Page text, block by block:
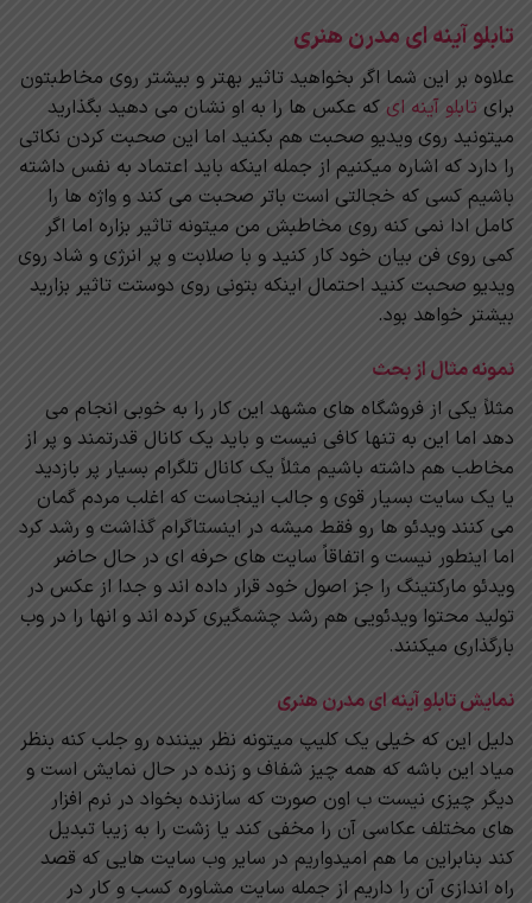
تابلو آینه ای مدرن هنری
علاوه بر این شما اگر بخواهید تاثیر بهتر و بیشتر روی مخاطبتون
برای تابلو آینه ای که عکس ها را به او نشان می دهید بگذارید
میتونید روی ویدیو صحبت هم بکنید اما این صحبت کردن نکاتی
را دارد که اشاره میکنیم از جمله اینکه باید اعتماد به نفس داشته
باشیم کسی که خجالتی است باتر صحبت می کند و واژه ها را
کامل ادا نمی کنه روی مخاطبش من میتونه تاثیر بزاره اما اگر
کمی روی فن بیان خود کار کنید و با صلابت و پر انرژی و شاد روی
ویدیو صحبت کنید احتمال اینکه بتونی روی دوستت تاثیر بزارید
بیشتر خواهد بود.
نمونه مثال از بحث
مثلاً یکی از فروشگاه های مشهد این کار را به خوبی انجام می
دهد اما این به تنها کافی نیست و باید یک کانال قدرتمند و پر از
مخاطب هم داشته باشیم مثلاً یک کانال تلگرام بسیار پر بازدید
یا یک سایت بسیار قوی و جالب اینجاست که اغلب مردم گمان
می کنند ویدئو ها رو فقط میشه در اینستاگرام گذاشت و رشد کرد
اما اینطور نیست و اتفاقاً سایت های حرفه ای در حال حاضر
ویدئو مارکتینگ را جز اصول خود قرار داده اند و جدا از عکس در
تولید محتوا ویدئویی هم رشد چشمگیری کرده اند و انها را در وب
بارگذاری میکنند.
نمایش تابلو آینه ای مدرن هنری
دلیل این که خیلی یک کلیپ میتونه نظر بیننده رو جلب کنه بنظر
میاد این باشه که همه چیز شفاف و زنده در حال نمایش است و
دیگر چیزی نیست ب اون صورت که سازنده بخواد در نرم افزار
های مختلف عکاسی آن را مخفی کند یا زشت را به زیبا تبدیل
کند بنابراین ‌ما هم امیدواریم در سایر وب سایت هایی که قصد
راه اندازی آن را داریم از جمله سایت مشاوره کسب و کار در